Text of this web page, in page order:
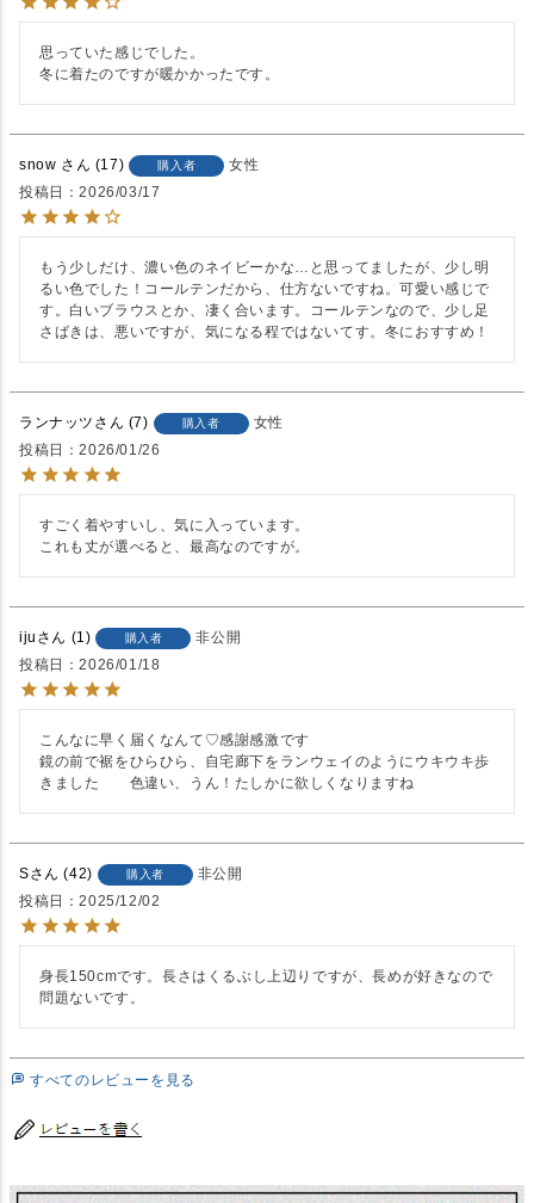
思っていた感じでした。
冬に着たのですが暖かかったです。
snow 17 購入者
女性
投稿日
2026/03/17
もう少しだけ、濃い色のネイビーかな…と思ってましたが、少し明
るい色でした！コールテンだから、仕方ないですね。可愛い感じで
す。白いブラウスとか、凄く合います。コールテンなので、少し足
さばきは、悪いですが、気になる程ではないてす。冬におすすめ！
ランナッツ 7 購入者
女性
投稿日
2026/01/26
すごく着やすいし、気に入っています。
これも丈が選べると、最高なのですが。
iju 1 購入者
非公開
投稿日
2026/01/18
こんなに早く届くなんて♡感謝感激です
鏡の前で裾をひらひら、自宅廊下をランウェイのようにウキウキ歩
S 42 購入者
非公開
投稿日
2025/12/02
身長150cmです。長さはくるぶし上辺りですが、長めが好きなので
問題ないです。
すべてのレビューを見る